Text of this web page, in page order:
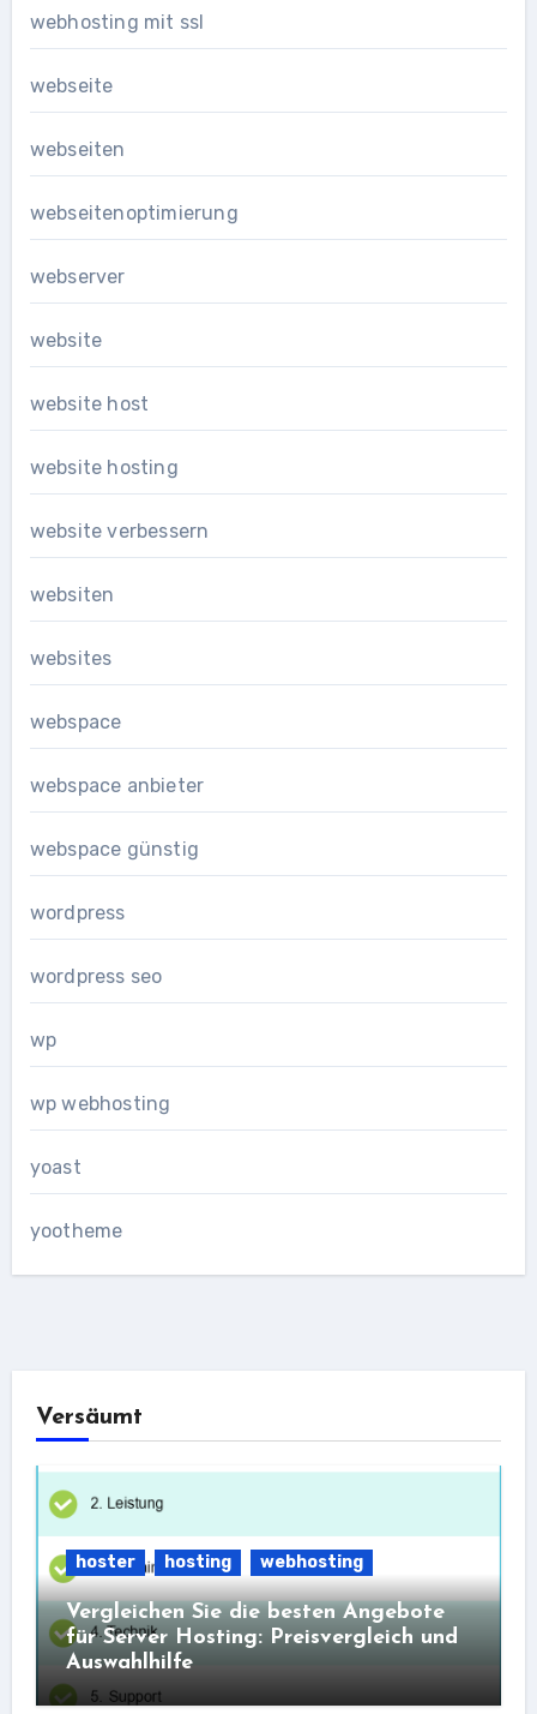
webhosting mit ssl
webseite
webseiten
webseitenoptimierung
webserver
website
website host
website hosting
website verbessern
websiten
websites
webspace
webspace anbieter
webspace günstig
wordpress
wordpress seo
wp
wp webhosting
yoast
yootheme
Versäumt
hoster hosting webhosting
Vergleichen Sie die besten Angebote
für Server Hosting: Preisvergleich und
Auswahlhilfe